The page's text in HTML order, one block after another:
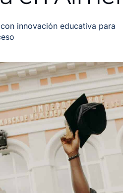
innovación educativa para